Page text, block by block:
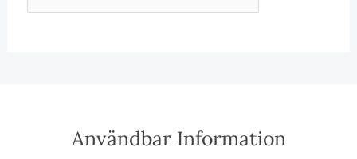
Användbar Information